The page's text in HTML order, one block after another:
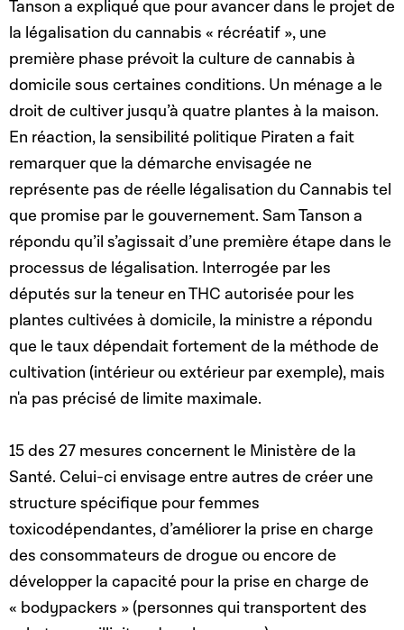
Tanson a expliqué que pour avancer dans le projet de
la légalisation du cannabis « récréatif », une
première phase prévoit la culture de cannabis à
domicile sous certaines conditions. Un ménage a le
droit de cultiver jusqu’à quatre plantes à la maison.
En réaction, la sensibilité politique Piraten a fait
remarquer que la démarche envisagée ne
représente pas de réelle légalisation du Cannabis tel
que promise par le gouvernement. Sam Tanson a
répondu qu’il s’agissait d’une première étape dans le
processus de légalisation. Interrogée par les
députés sur la teneur en THC autorisée pour les
plantes cultivées à domicile, la ministre a répondu
que le taux dépendait fortement de la méthode de
cultivation (intérieur ou extérieur par exemple), mais
n'a pas précisé de limite maximale.
15 des 27 mesures concernent le Ministère de la
Santé. Celui-ci envisage entre autres de créer une
structure spécifique pour femmes
toxicodépendantes, d’améliorer la prise en charge
des consommateurs de drogue ou encore de
développer la capacité pour la prise en charge de
« bodypackers » (personnes qui transportent des